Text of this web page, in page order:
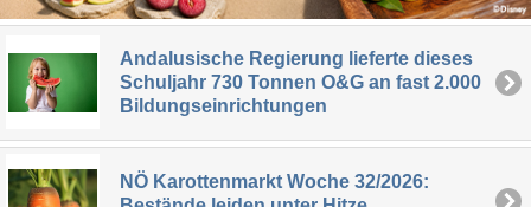
Andalusische Regierung lieferte dieses
Schuljahr 730 Tonnen O&G an fast 2.000
Bildungseinrichtungen
NÖ Karottenmarkt Woche 32/2026: